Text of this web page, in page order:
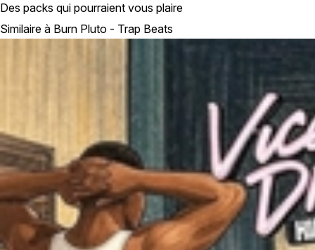
Des packs qui pourraient vous plaire
Similaire à Burn Pluto - Trap Beats